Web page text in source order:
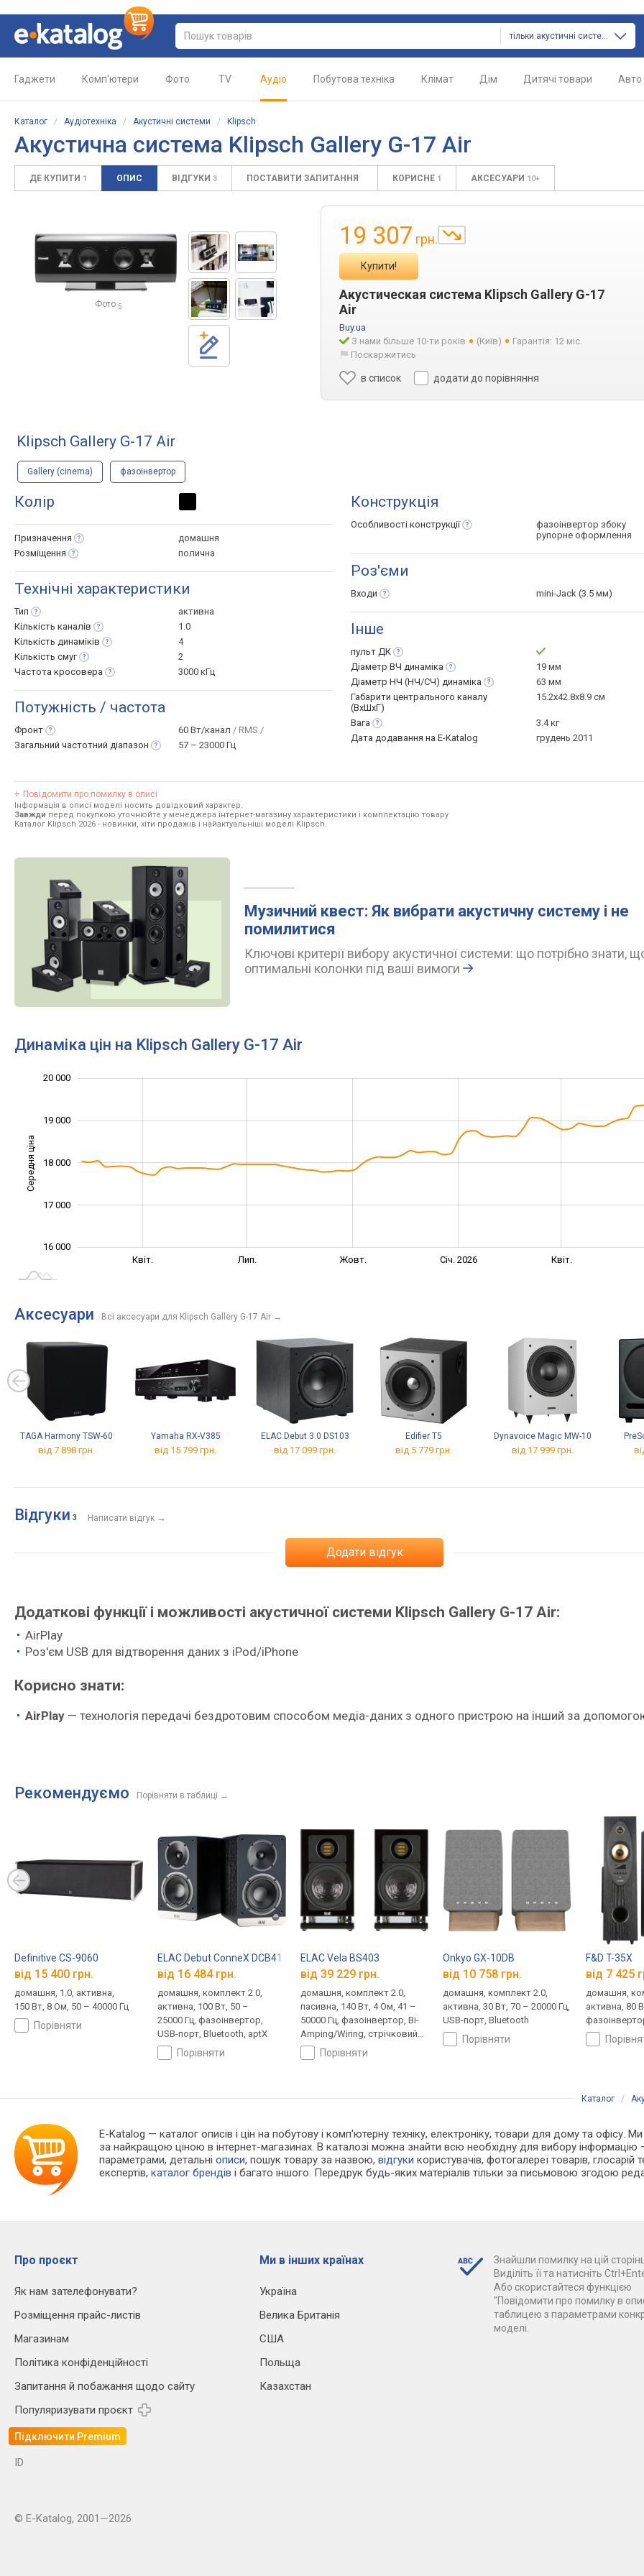
тільки акустичні системи
Гаджети Комп'ютери Фото TV Аудіо Побутова техніка Клімат Дім Дитячі товари Авто
Каталог / Аудіотехніка / Акустичні системи / Klipsch
Акустична система Klipsch Gallery G-17 Air
ДЕ КУПИТИ 1 ОПИС ВІДГУКИ 3 ПОСТАВИТИ ЗАПИТАННЯ КОРИСНЕ 1 АКСЕСУАРИ 10+
Фото 5
19 307 грн.
Купити!
Акустическая система Klipsch Gallery G-17
Air
Buy.ua
З нами більше 10-ти років
(Київ)
Гарантія: 12 міс.
Поскаржитись
в список додати до порівняння
Klipsch Gallery G-17 Air
Gallery (cinema) фазоінвертор
Колір
Призначення
домашня
Розміщення
полична
Технічні характеристики
Тип
активна
Кількість каналів
1.0
Кількість динаміків
4
Кількість смуг
2
Частота кросовера 3000 кГц
Потужність / частота
Фронт 60 Вт/канал / RMS /
Загальний частотний діапазон 57 – 23000 Гц
Конструкція
Особливості конструкції
фазоінвертор збоку
рупорне оформлення
Роз'єми
Входи mini-Jack (3.5 мм)
Інше
пульт ДК
Діаметр ВЧ динаміка
19 мм
Діаметр НЧ (НЧ/СЧ) динаміка
63 мм
Габарити центрального каналу
(ВхШхГ)
15.2х42.8х8.9 см
Вага
3.4 кг
Дата додавання на E-Katalog
грудень 2011
Повідомити про помилку в описі
Інформація в описі моделі носить довідковий характер.
Завжди перед покупкою уточнюйте у менеджера інтернет-магазину характеристики і комплектацію товару
Каталог Klipsch 2026 - новинки, хіти продажів і найактуальніші моделі Klipsch.
Музичний квест: Як вибрати акустичну систему і не
помилитися
Ключові критерії вибору акустичної системи: що потрібно знати,
оптимальні колонки під ваші вимоги
Динаміка цін на Klipsch Gallery G-17 Air
Середня ціна 16 500
16 000
17 000
18 000
19 000
20 000
Квіт. Лип. Жовт. Січ. 2026 Квіт.
Аксесуари Всі аксесуари для Klipsch Gallery G-17 Air →
TAGA Harmony TSW-60
від 7 898 грн.
Yamaha RX-V385
від 15 799 грн.
ELAC Debut 3.0 DS103
від 17 099 грн.
Edifier T5
від 5 779 грн.
Dynavoice Magic MW-10
від 17 999 грн.
Відгуки 3 Написати відгук →
Додати відгук
Додаткові функції і можливості акустичної системи Klipsch Gallery G-17 Air:
AirPlay
Роз'єм USB для відтворення даних з iPod/iPhone
Корисно знати:
AirPlay — технологія передачі бездротовим способом медіа-даних з одного пристрою на інший за
Рекомендуємо Порівняти в таблиці →
Definitive CS-9060
від 15 400 грн.
домашня, 1.0, активна,
150 Вт, 8 Ом, 50 – 40000 Гц
порівняти
ELAC Debut ConneX DCB41
від 16 484 грн.
домашня, комплект 2.0,
активна, 100 Вт, 50 –
25000 Гц, фазоінвертор,
USB-порт, Bluetooth, aptX
порівняти
ELAC Vela BS403
від 39 229 грн.
домашня, комплект 2.0,
пасивна, 140 Вт, 4 Ом, 41 –
50000 Гц, фазоінвертор, Bi-
Amping/Wiring, стрічковий
випромінювач
порівняти
Onkyo GX-10DB
від 10 758 грн.
домашня, комплект 2.0,
активна, 30 Вт, 70 – 20000 Гц,
USB-порт, Bluetooth
порівняти
F&D T-35X
від 7 425
домашня,
активна, 80
Каталог /
E-Katalog — каталог описів і цін на побутову і комп'ютерну техніку, електроніку, товари для дому та офісу.
за найкращою ціною в інтернет-магазинах. В каталозі можна знайти всю необхідну для вибору
параметрами, детальніописи, пошук товару за назвою,відгуки користувачів, фотогалереї товарів, глосарій
експертів,каталог брендів і багато іншого. Передрук будь-яких матеріалів тільки за письмовою згодою
Про проєкт
Як нам зателефонувати?
Розміщення прайс-листів
Магазинам
Політика конфіденційності
Запитання й побажання щодо сайту
Популяризувати проєкт
Підключити Premium
Ми в інших країнах
Україна
Велика Британія
США
Польща
Казахстан
Знайшли помилку на цій
Виділіть її та натисніть
Або скористайтеся функцією
"Повідомити про помилку в
таблицею з параметрами
моделі.
ID
© E-Katalog, 2001—2026